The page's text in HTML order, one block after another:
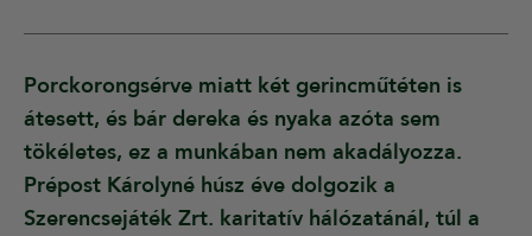
Porckorongsérve miatt két gerincműtéten is
átesett, és bár dereka és nyaka azóta sem
tökéletes, ez a munkában nem akadályozza.
Prépost Károlyné húsz éve dolgozik a
Szerencsejáték Zrt. karitatív hálózatánál, túl a